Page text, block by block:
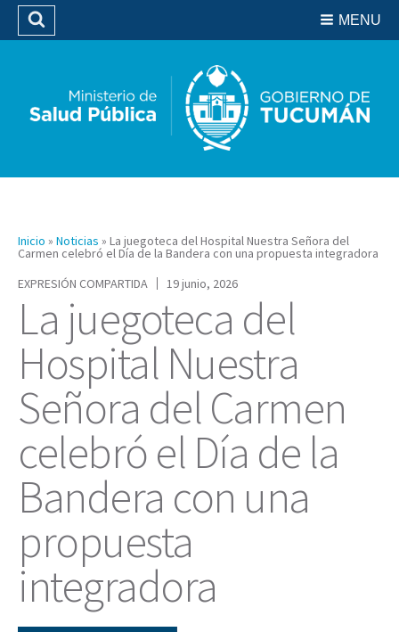
Biblioteca
MENU
Buscar
Inicio » Noticias » La juegoteca del Hospital Nuestra Señora del
Carmen celebró el Día de la Bandera con una propuesta integradora
EXPRESIÓN COMPARTIDA
19 junio, 2026
La juegoteca del
Hospital Nuestra
Señora del Carmen
celebró el Día de la
Bandera con una
propuesta
integradora